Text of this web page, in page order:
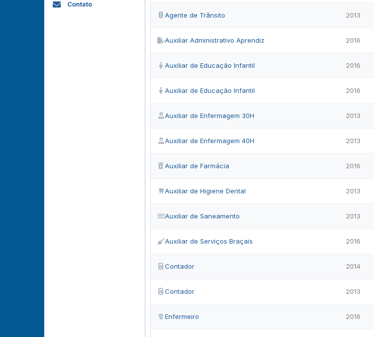
Contato
Agente de Trânsito 2013
Auxiliar Administrativo Aprendiz 2016
Auxiliar de Educação Infantil 2016
Auxiliar de Educação Infantil 2016
Auxiliar de Enfermagem 30H 2013
Auxiliar de Enfermagem 40H 2013
Auxiliar de Farmácia 2016
Auxiliar de Higiene Dental 2013
Auxiliar de Saneamento 2013
Auxiliar de Serviços Braçais 2016
Contador 2014
Contador 2013
Enfermeiro 2016